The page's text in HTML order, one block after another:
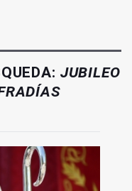
JUBILEO